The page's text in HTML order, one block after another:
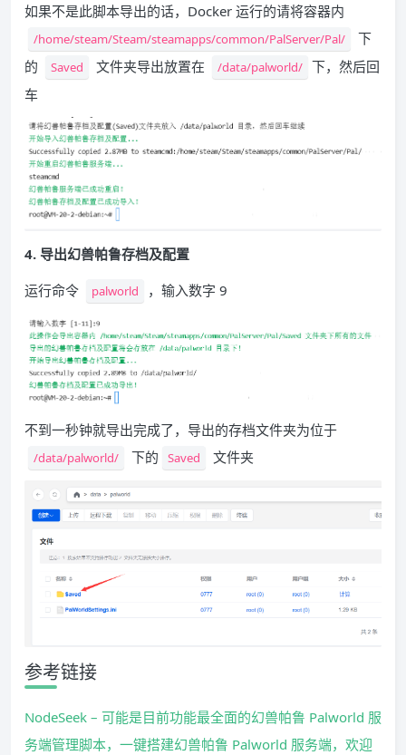
如果不是此脚本导出的话，Docker 运行的请将容器内
/home/steam/Steam/steamapps/common/PalServer/Pal/
下
的
Saved 文件夹导出放置在 /data/palworld/ 下，然后回
车
4. 导出幻兽帕鲁存档及配置
运行命令
palworld ，输入数字 9
不到一秒钟就导出完成了，导出的存档文件夹为位于
/data/palworld/ 下的 Saved 文件夹
参考链接
NodeSeek – 可能是目前功能最全面的幻兽帕鲁 Palworld 服
务端管理脚本，一键搭建幻兽帕鲁 Palworld 服务端，欢迎